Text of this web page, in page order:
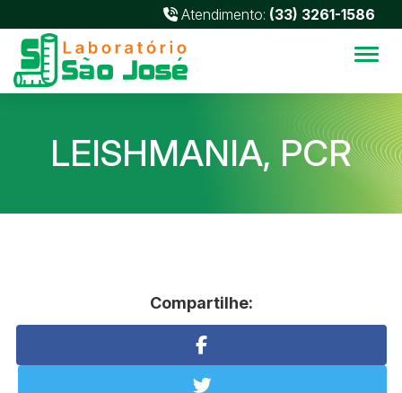
Atendimento: (33) 3261-1586
LEISHMANIA, PCR
Compartilhe: